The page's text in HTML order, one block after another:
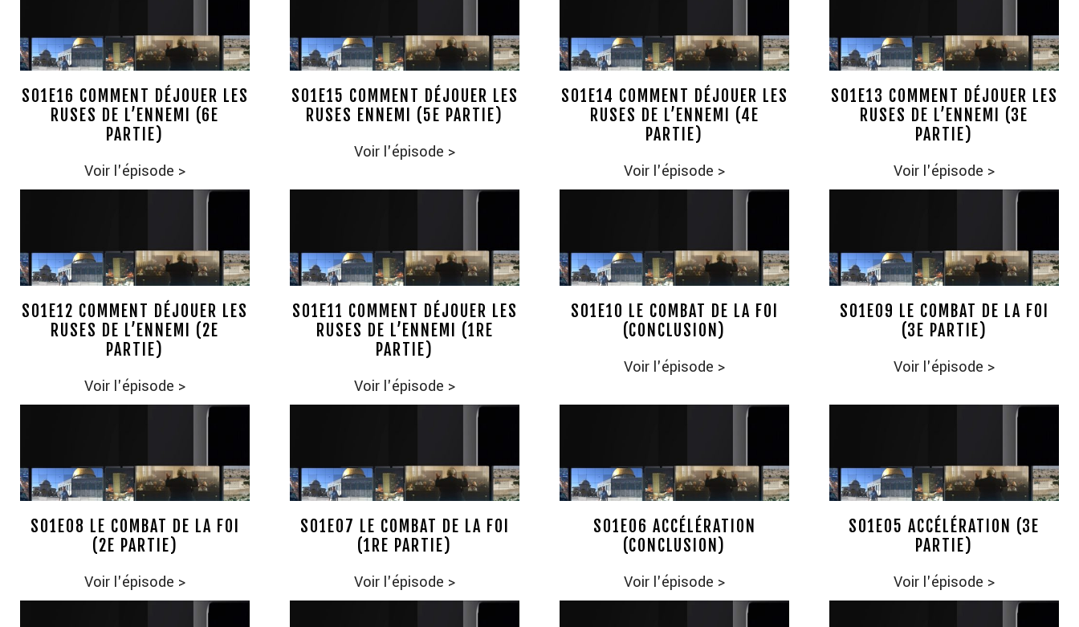
S01E16 COMMENT DÉJOUER LES
RUSES DE L’ENNEMI (6E
PARTIE)
Voir l'épisode >
S01E15 COMMENT DÉJOUER LES
RUSES ENNEMI (5E PARTIE)
Voir l'épisode >
S01E14 COMMENT DÉJOUER LES
RUSES DE L’ENNEMI (4E
PARTIE)
Voir l'épisode >
S01E13 COMMENT DÉJOUER LES
RUSES DE L’ENNEMI (3E
PARTIE)
Voir l'épisode >
S01E12 COMMENT DÉJOUER LES
RUSES DE L’ENNEMI (2E
PARTIE)
Voir l'épisode >
S01E11 COMMENT DÉJOUER LES
RUSES DE L’ENNEMI (1RE
PARTIE)
Voir l'épisode >
S01E10 LE COMBAT DE LA FOI
(CONCLUSION)
Voir l'épisode >
S01E09 LE COMBAT DE LA FOI
(3E PARTIE)
Voir l'épisode >
S01E08 LE COMBAT DE LA FOI
(2E PARTIE)
Voir l'épisode >
S01E07 LE COMBAT DE LA FOI
(1RE PARTIE)
Voir l'épisode >
S01E06 ACCÉLÉRATION
(CONCLUSION)
Voir l'épisode >
S01E05 ACCÉLÉRATION (3E
PARTIE)
Voir l'épisode >